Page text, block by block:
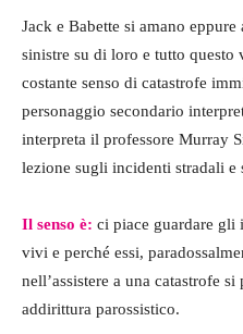
Jack e Babette si amano
sinistre su di loro e tutto questo
costante senso di catastrofe
personaggio secondario
interpreta il professore Murray
lezione sugli incidenti stradali e
Il senso è: ci piace guardare gli
vivi e perché essi,
nell’assistere a una catastrofe
addirittura parossistico.